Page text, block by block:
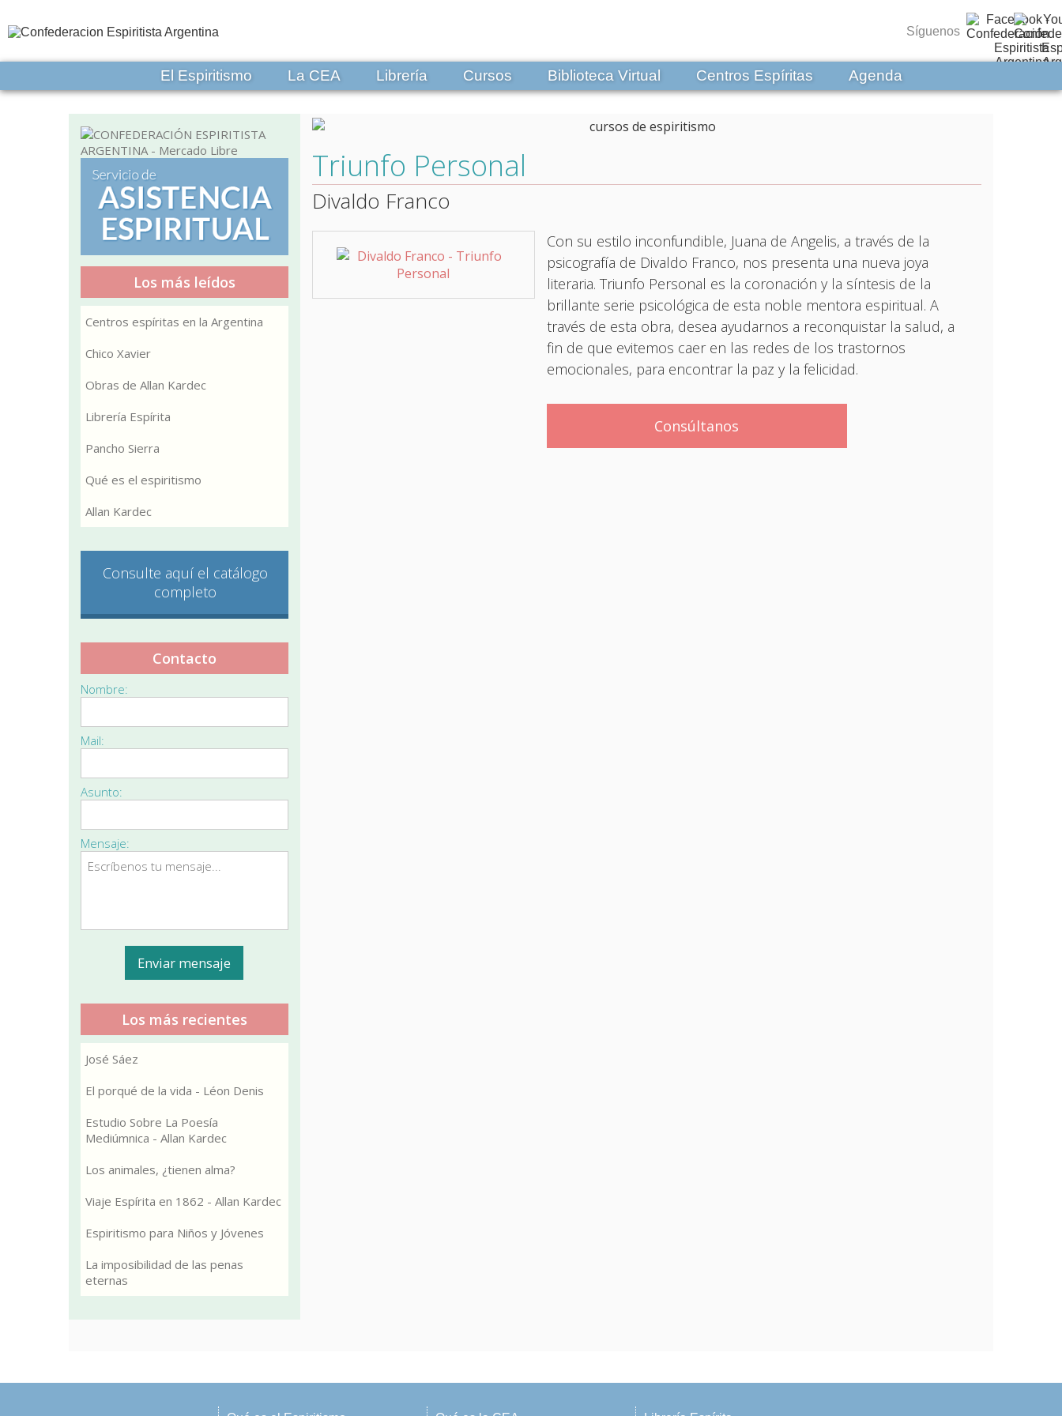
Síguenos
El Espiritismo La CEA Librería Cursos Biblioteca Virtual Centros Espíritas Agenda
Triunfo Personal
Divaldo Franco
Con su estilo inconfundible, Juana de Angelis, a través de la
psicografía de Divaldo Franco, nos presenta una nueva joya
literaria. Triunfo Personal es la coronación y la síntesis de la
brillante serie psicológica de esta noble mentora espiritual. A
través de esta obra, desea ayudarnos a reconquistar la salud, a
fin de que evitemos caer en las redes de los trastornos
emocionales, para encontrar la paz y la felicidad.
Consúltanos
Los más leídos
Centros espíritas en la Argentina
Chico Xavier
Obras de Allan Kardec
Librería Espírita
Pancho Sierra
Qué es el espiritismo
Allan Kardec
Consulte aquí el catálogo
completo
Contacto
Nombre:
Mail:
Asunto:
Mensaje:
Los más recientes
José Sáez
El porqué de la vida - Léon Denis
Estudio Sobre La Poesía
Mediúmnica - Allan Kardec
Los animales, ¿tienen alma?
Viaje Espírita en 1862 - Allan Kardec
Espiritismo para Niños y Jóvenes
La imposibilidad de las penas
eternas